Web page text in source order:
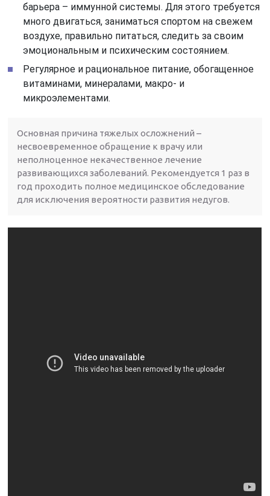
барьера – иммунной системы. Для этого требуется
много двигаться, заниматься спортом на свежем
воздухе, правильно питаться, следить за своим
эмоциональным и психическим состоянием.
Регулярное и рациональное питание, обогащенное
витаминами, минералами, макро- и
микроэлементами.
Основная причина тяжелых осложнений –
несвоевременное обращение к врачу или
неполноценное некачественное лечение
развивающихся заболеваний. Рекомендуется 1 раз в
год проходить полное медицинское обследование
для исключения вероятности развития недугов.